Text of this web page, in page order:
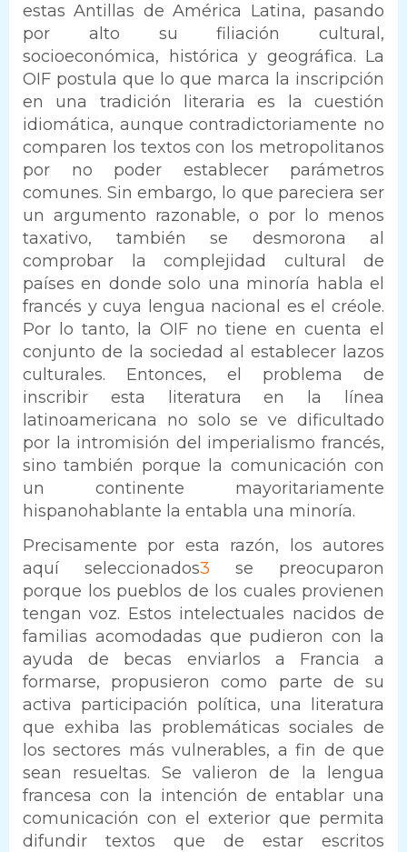
estas Antillas de América Latina, pasando
por alto su filiación cultural,
socioeconómica, histórica y geográfica. La
OIF postula que lo que marca la inscripción
en una tradición literaria es la cuestión
idiomática, aunque contradictoriamente no
comparen los textos con los metropolitanos
por no poder establecer parámetros
comunes. Sin embargo, lo que pareciera ser
un argumento razonable, o por lo menos
taxativo, también se desmorona al
comprobar la complejidad cultural de
países en donde solo una minoría habla el
francés y cuya lengua nacional es el créole.
Por lo tanto, la OIF no tiene en cuenta el
conjunto de la sociedad al establecer lazos
culturales. Entonces, el problema de
inscribir esta literatura en la línea
latinoamericana no solo se ve dificultado
por la intromisión del imperialismo francés,
sino también porque la comunicación con
un continente mayoritariamente
hispanohablante la entabla una minoría.
Precisamente por esta razón, los autores
aquí seleccionados3 se preocuparon
porque los pueblos de los cuales provienen
tengan voz. Estos intelectuales nacidos de
familias acomodadas que pudieron con la
ayuda de becas enviarlos a Francia a
formarse, propusieron como parte de su
activa participación política, una literatura
que exhiba las problemáticas sociales de
los sectores más vulnerables, a fin de que
sean resueltas. Se valieron de la lengua
francesa con la intención de entablar una
comunicación con el exterior que permita
difundir textos que de estar escritos